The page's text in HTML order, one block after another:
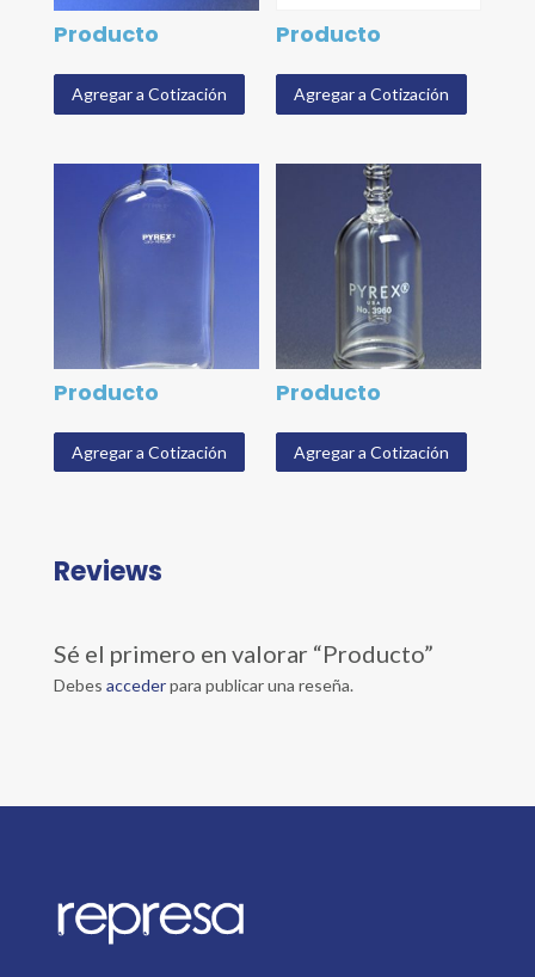
Producto
Agregar a Cotización
Producto
Agregar a Cotización
Producto
Agregar a Cotización
Producto
Agregar a Cotización
Reviews
Sé el primero en valorar “Producto”
Debes accederpara publicar una reseña.